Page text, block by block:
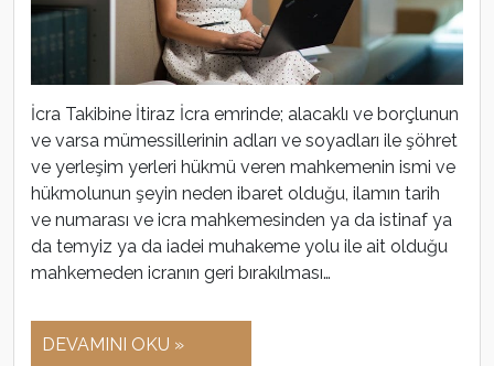
İcra Takibine İtiraz İcra emrinde; alacaklı ve borçlunun
ve varsa mümessillerinin adları ve soyadları ile şöhret
ve yerleşim yerleri hükmü veren mahkemenin ismi ve
hükmolunun şeyin neden ibaret olduğu, ilamın tarih
ve numarası ve icra mahkemesinden ya da istinaf ya
da temyiz ya da iadei muhakeme yolu ile ait olduğu
mahkemeden icranın geri bırakılması…
DEVAMINI OKU »